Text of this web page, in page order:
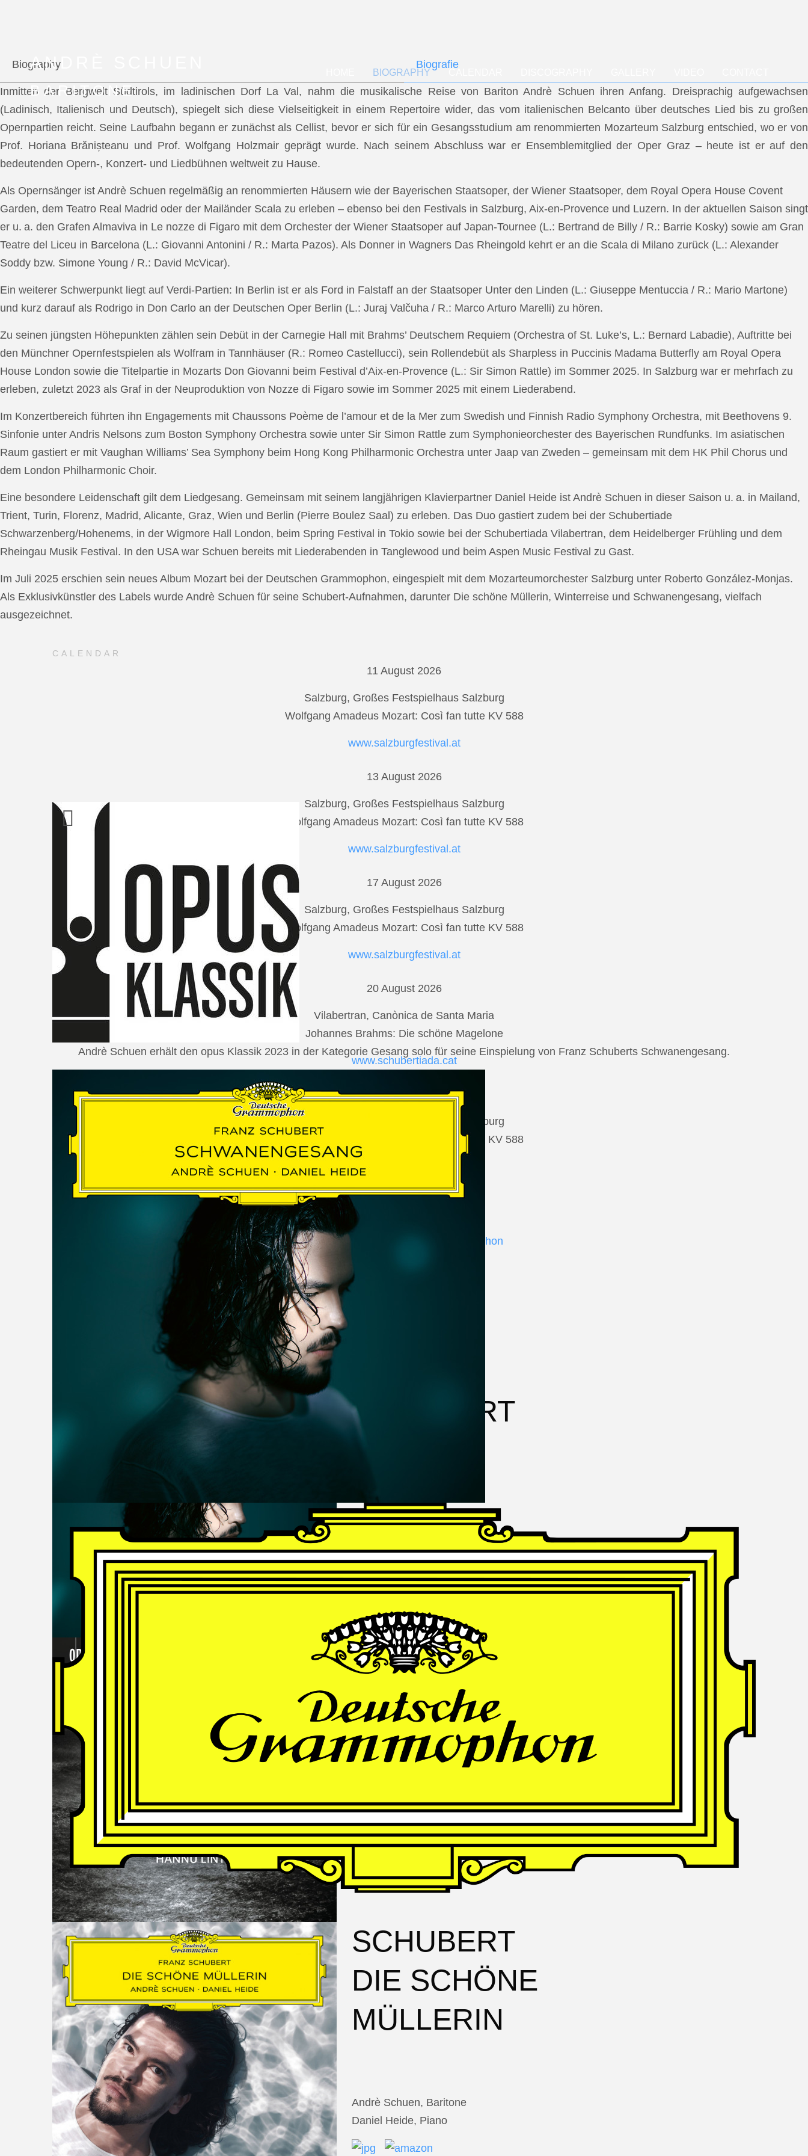
ANDRÈ SCHUEN
BARITONE
BIOGRAPHY
Biography Biografie
Inmitten der Bergwelt Südtirols, im ladinischen Dorf La Val, nahm die musikalische Reise von Bariton Andrè Schuen ihren Anfang. Dreisprachig aufgewachsen
(Ladinisch, Italienisch und Deutsch), spiegelt sich diese Vielseitigkeit in einem Repertoire wider, das vom italienischen Belcanto über deutsches Lied bis zu großen
Opernpartien reicht. Seine Laufbahn begann er zunächst als Cellist, bevor er sich für ein Gesangsstudium am renommierten Mozarteum Salzburg entschied, wo er von
Prof. Horiana Brănișteanu und Prof. Wolfgang Holzmair geprägt wurde. Nach seinem Abschluss war er Ensemblemitglied der Oper Graz – heute ist er auf den
bedeutenden Opern-, Konzert- und Liedbühnen weltweit zu Hause.
Als Opernsänger ist Andrè Schuen regelmäßig an renommierten Häusern wie der Bayerischen Staatsoper, der Wiener Staatsoper, dem Royal Opera House Covent
Garden, dem Teatro Real Madrid oder der Mailänder Scala zu erleben – ebenso bei den Festivals in Salzburg, Aix-en-Provence und Luzern. In der aktuellen Saison singt
er u. a. den Grafen Almaviva in Le nozze di Figaro mit dem Orchester der Wiener Staatsoper auf Japan-Tournee (L.: Bertrand de Billy / R.: Barrie Kosky) sowie am Gran
Teatre del Liceu in Barcelona (L.: Giovanni Antonini / R.: Marta Pazos). Als Donner in Wagners Das Rheingold kehrt er an die Scala di Milano zurück (L.: Alexander
Soddy bzw. Simone Young / R.: David McVicar).
Ein weiterer Schwerpunkt liegt auf Verdi-Partien: In Berlin ist er als Ford in Falstaff an der Staatsoper Unter den Linden (L.: Giuseppe Mentuccia / R.: Mario Martone)
und kurz darauf als Rodrigo in Don Carlo an der Deutschen Oper Berlin (L.: Juraj Valčuha / R.: Marco Arturo Marelli) zu hören.
Zu seinen jüngsten Höhepunkten zählen sein Debüt in der Carnegie Hall mit Brahms’ Deutschem Requiem (Orchestra of St. Luke’s, L.: Bernard Labadie), Auftritte bei
den Münchner Opernfestspielen als Wolfram in Tannhäuser (R.: Romeo Castellucci), sein Rollendebüt als Sharpless in Puccinis Madama Butterfly am Royal Opera
House London sowie die Titelpartie in Mozarts Don Giovanni beim Festival d’Aix-en-Provence (L.: Sir Simon Rattle) im Sommer 2025. In Salzburg war er mehrfach zu
erleben, zuletzt 2023 als Graf in der Neuproduktion von Nozze di Figaro sowie im Sommer 2025 mit einem Liederabend.
Im Konzertbereich führten ihn Engagements mit Chaussons Poème de l’amour et de la Mer zum Swedish und Finnish Radio Symphony Orchestra, mit Beethovens 9.
Sinfonie unter Andris Nelsons zum Boston Symphony Orchestra sowie unter Sir Simon Rattle zum Symphonieorchester des Bayerischen Rundfunks. Im asiatischen
Raum gastiert er mit Vaughan Williams’ Sea Symphony beim Hong Kong Philharmonic Orchestra unter Jaap van Zweden – gemeinsam mit dem HK Phil Chorus und
dem London Philharmonic Choir.
Eine besondere Leidenschaft gilt dem Liedgesang. Gemeinsam mit seinem langjährigen Klavierpartner Daniel Heide ist Andrè Schuen in dieser Saison u. a. in Mailand,
Trient, Turin, Florenz, Madrid, Alicante, Graz, Wien und Berlin (Pierre Boulez Saal) zu erleben. Das Duo gastiert zudem bei der Schubertiade
Schwarzenberg/Hohenems, in der Wigmore Hall London, beim Spring Festival in Tokio sowie bei der Schubertiada Vilabertran, dem Heidelberger Frühling und dem
Rheingau Musik Festival. In den USA war Schuen bereits mit Liederabenden in Tanglewood und beim Aspen Music Festival zu Gast.
Im Juli 2025 erschien sein neues Album Mozart bei der Deutschen Grammophon, eingespielt mit dem Mozarteumorchester Salzburg unter Roberto González-Monjas.
Als Exklusivkünstler des Labels wurde Andrè Schuen für seine Schubert-Aufnahmen, darunter Die schöne Müllerin, Winterreise und Schwanengesang, vielfach
ausgezeichnet.
CALENDAR
11 August 2026
Salzburg, Großes Festspielhaus Salzburg
Wolfgang Amadeus Mozart: Così fan tutte KV 588
www.salzburgfestival.at
13 August 2026
Salzburg, Großes Festspielhaus Salzburg
Wolfgang Amadeus Mozart: Così fan tutte KV 588
www.salzburgfestival.at
17 August 2026
Salzburg, Großes Festspielhaus Salzburg
Wolfgang Amadeus Mozart: Così fan tutte KV 588
www.salzburgfestival.at
20 August 2026
Vilabertran, Canònica de Santa Maria
Johannes Brahms: Die schöne Magelone
www.schubertiada.cat
22 August 2026
Salzburg, Großes Festspielhaus Salzburg
Wolfgang Amadeus Mozart: Così fan tutte KV 588
www.salzburgfestival.at
read more
Andrè Schuen at Deutsche Grammophon
SCHUBERT
Daniel Heide, Piano
THOMAS
LARCHER
Die Nacht der Verlorenen
Finnish Radio Symphony Orchestra
Hannu Lintu
SCHUBERT
DIE SCHÖNE
MÜLLERIN
Andrè Schuen, Baritone
Daniel Heide, Piano
Andrè Schuen erhält den opus Klassik 2023 in der Kategorie Gesang solo für seine Einspielung von Franz Schuberts Schwanengesang.